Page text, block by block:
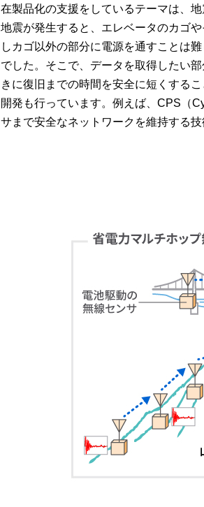
在製品化の支援をしているテーマは、
地震が発生すると、エレベータのカゴ
しカゴ以外の部分に電源を通すことは
でした。そこで、データを取得したい
きに復旧までの時間を安全に短くする
開発も行っています。例えば、CPS（
サまで安全なネットワークを維持する